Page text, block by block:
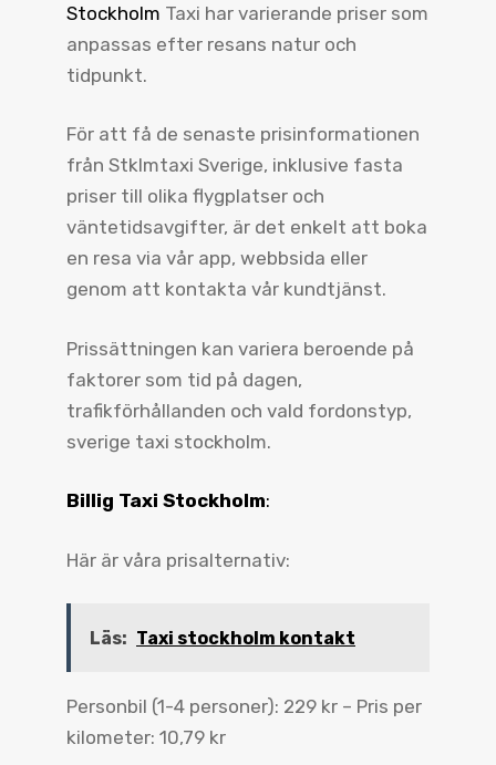
Stockholm Taxi har varierande priser som
anpassas efter resans natur och
tidpunkt.
För att få de senaste prisinformationen
från Stklmtaxi Sverige, inklusive fasta
priser till olika flygplatser och
väntetidsavgifter, är det enkelt att boka
en resa via vår app, webbsida eller
genom att kontakta vår kundtjänst.
Prissättningen kan variera beroende på
faktorer som tid på dagen,
trafikförhållanden och vald fordonstyp,
sverige taxi stockholm.
Billig Taxi Stockholm:
Här är våra prisalternativ:
Läs: Taxi stockholm kontakt
Personbil (1-4 personer): 229 kr – Pris per
kilometer: 10,79 kr